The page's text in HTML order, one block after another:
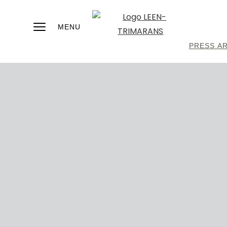
PRESS
MENU